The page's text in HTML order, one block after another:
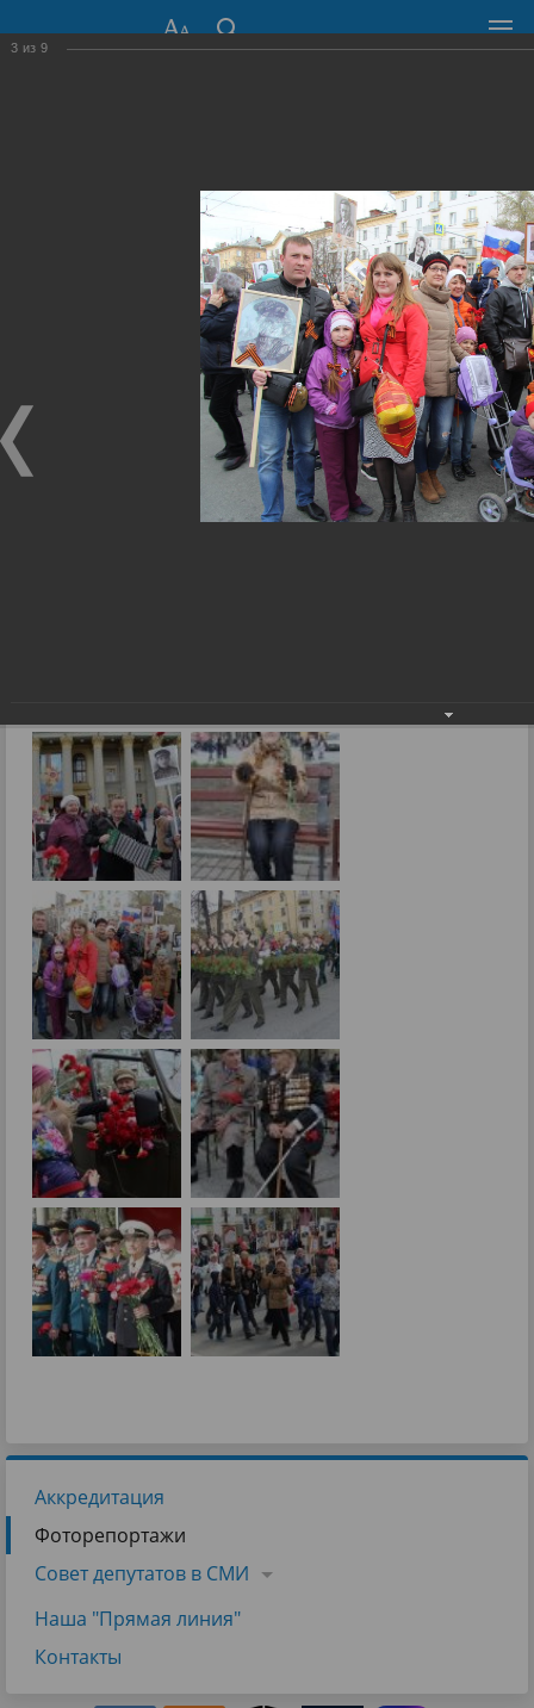
630099, г. Новосибирск, Красный проспект, 34
Общественная приемная
Фоторепортажи
›
Аккредитация
Фоторепортажи
Совет депутатов в СМИ
Наша "Прямая линия"
Контакты
3 из 9